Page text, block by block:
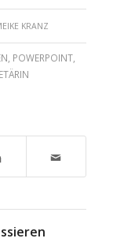
KRANZ
POWERPOINT,